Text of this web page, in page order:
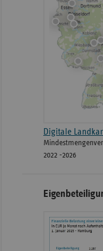
Digitale
2022 -2026